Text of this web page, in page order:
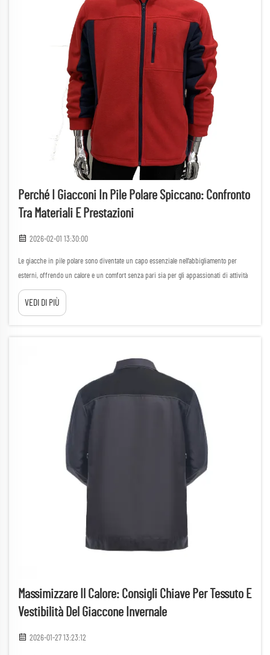
Perché I Giacconi In Pile Polare Spiccano: Confronto
Tra Materiali E Prestazioni
2026-02-01 13:30:00
Le giacche in pile polare sono diventate un capo essenziale nell’abbigliamento per
esterni, offrendo un calore e un comfort senza pari sia per gli appassionati di attività
all’aperto sia per l’uso quotidiano. Questi capi versatili uniscono una struttura leggera a
eccezionali proprietà isolanti, ma...
VEDI DI PIÙ
Massimizzare Il Calore: Consigli Chiave Per Tessuto E
Vestibilità Del Giaccone Invernale
2026-01-27 13:23:12